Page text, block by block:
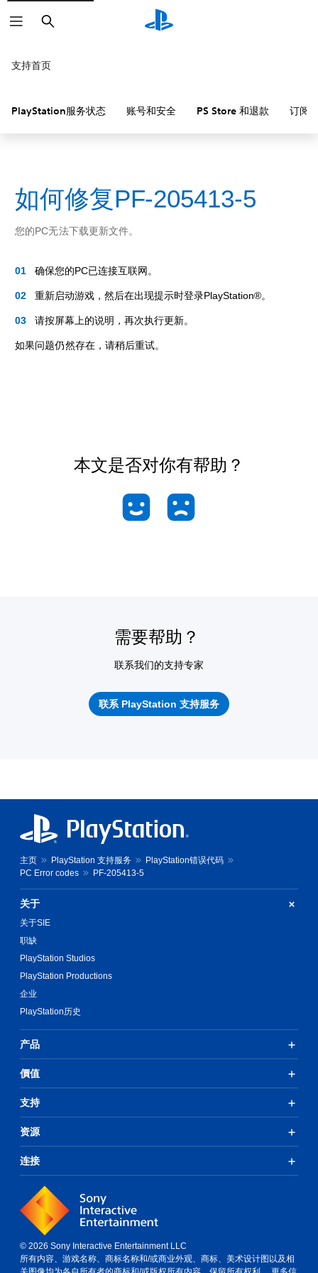
搜
索
支持首页
PlayStation服务状态 账号和安全 PS Store 和退款 订阅
如何修复PF-205413-5
您的PC无法下载更新文件。
确保您的PC已连接互联网。
重新启动游戏，然后在出现提示时登录PlayStation®。
请按屏幕上的说明，再次执行更新。
如果问题仍然存在，请稍后重试。
本文是否对你有帮助？
需要帮助？
联系我们的支持专家
联系 PlayStation 支持服务
主页 PlayStation 支持服务
PlayStation错误代码
PC Error codes
PF-205413-5
关于
关于SIE
职缺
PlayStation Studios
PlayStation Productions
企业
PlayStation历史
产品
價值
支持
资源
连接
© 2026 Sony Interactive Entertainment LLC
所有内容、游戏名称、商标名称和/或商业外观、商标、美术设计图以及相